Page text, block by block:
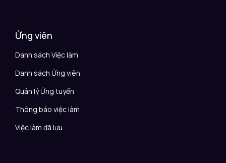
Ứng viên
Danh sách Việc làm
Danh sách Ứng viên
Quản lý Ứng tuyển
Thông báo việc làm
Việc làm đã lưu